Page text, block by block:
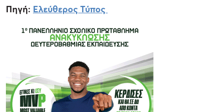
Πηγή: Ελεύθερος Τύπος